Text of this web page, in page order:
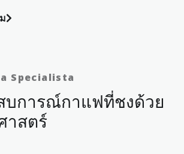
Specialista
บการณ์กาแฟที่ชงด้วย
าสตร์